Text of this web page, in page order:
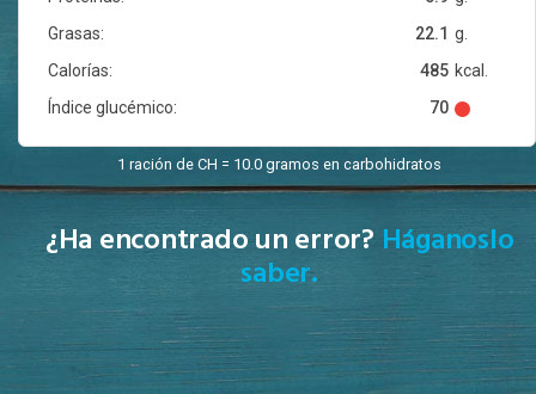
Grasas:
g.
22.1
Calorías:
kcal.
485
Índice glucémico:
70
1 ración de CH = 10.0 gramos en carbohidratos
¿Ha encontrado un error? Háganoslo
saber.